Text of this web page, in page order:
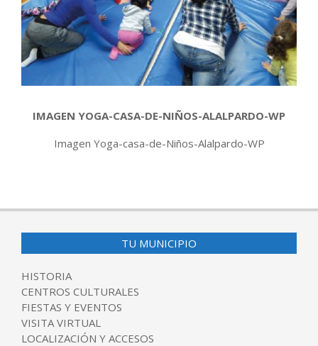
IMAGEN YOGA-CASA-DE-NIÑOS-ALALPARDO-WP
Imagen Yoga-casa-de-Niños-Alalpardo-WP
03-
TU MUNICIPIO
HISTORIA
CENTROS CULTURALES
FIESTAS Y EVENTOS
VISITA VIRTUAL
LOCALIZACIÓN Y ACCESOS